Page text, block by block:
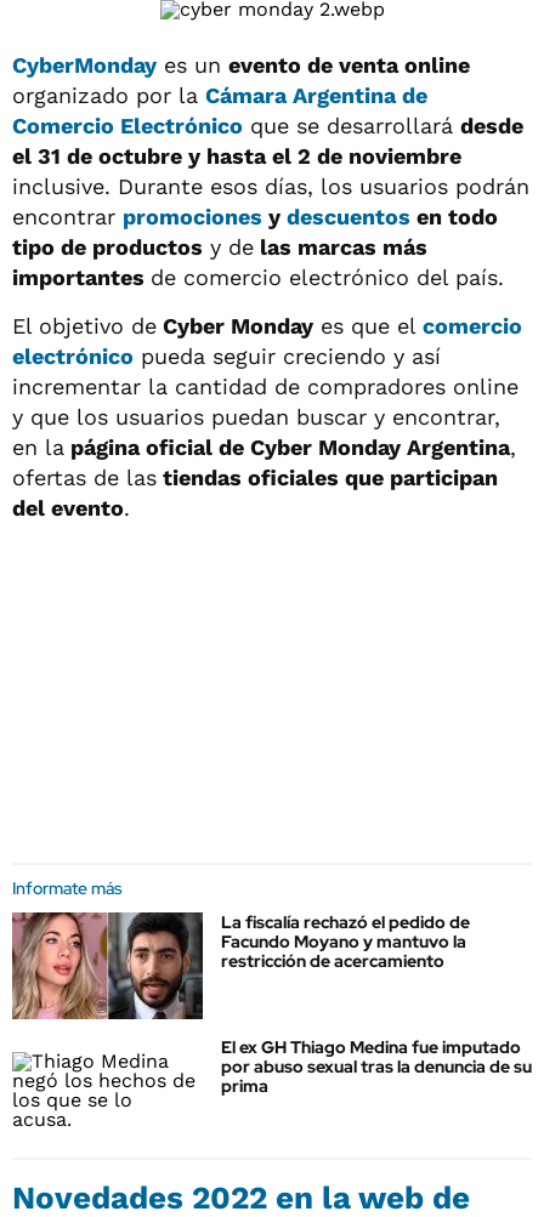
CyberMonday es un evento de venta online
organizado por la Cámara Argentina de
Comercio Electrónico que se desarrollará desde
el 31 de octubre y hasta el 2 de noviembre
inclusive. Durante esos días, los usuarios podrán
encontrar promociones y descuentos en todo
tipo de productos y de las marcas más
importantes de comercio electrónico del país.
El objetivo de Cyber Monday es que el comercio
electrónico pueda seguir creciendo y así
incrementar la cantidad de compradores online
y que los usuarios puedan buscar y encontrar,
en la página oficial de Cyber Monday Argentina,
ofertas de las tiendas oficiales que participan
del evento.
Informate más
La fiscalía rechazó el pedido de
Facundo Moyano y mantuvo la
restricción de acercamiento
El ex GH Thiago Medina fue imputado
por abuso sexual tras la denuncia de su
prima
Novedades 2022 en la web de